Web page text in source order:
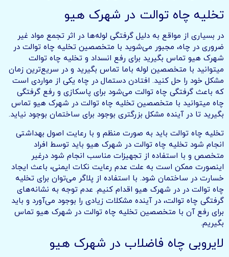
تخلیه چاه توالت در شهرک هیو
در بسیاری از مواقع به دلیل گرفتگی لوله‌ها در اثر تجمع مواد غیر
ضروری در چاه، مجبور می‌شوید با متخصصین تخلیه چاه توالت در
شهرک هیو تماس بگیرید برای رفع انسداد و تخلیه چاه توالت
میتوانید با متخصصین لوله باما تماس بگیرید و در سریع‌ترین زمان
مشکل خود را حل کنید. افتادن دستمال در چاه یکی از مواردی است
که باعث گرفتگی چاه توالت می‌شود برای پاسکازی و رفع گرفتگی
چاه میتوانید با متخصصین تخلیه چاه توالت در شهرک هیو تماس
بگیرید تا در آینده مشکل بزرگتری بوجود برای ساختمان بوجود نیاید.
تخلیه چاه توالت باید به صورت منظم و با رعایت اصول بهداشتی
انجام شود تخلیه چاه توالت در شهرک هیو باید توسط افراد
متخصص و با استفاده از تجهیزات مناسب انجام شود درغیر
اینصورت ممکن است به علت عدم رعایت نکات ایمنی، باعث ایجاد
خسارت در ساختمان شود. با استفاده از پلاگر می‌توان برای تخلیه
چاه توالت در در شهرک هیو اقدام کنیم. عدم توجه به نشانه‌های
گرفتگی چاه توالت، در آینده مشکلات زیادی را بوجود می‌آورد و باید
برای رفع آن با متخصصین تخلیه چاه توالت در شهرک هیو تماس
بگیریم.
لایروبی چاه فاضلاب در شهرک هیو